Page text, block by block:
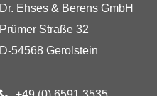
Dr. Ehses & Berens GmbH
Prümer Straße 32
D-54568 Gerolstein